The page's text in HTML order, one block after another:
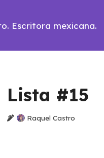
Escritora mexicana.
Lista #15
Raquel Castro